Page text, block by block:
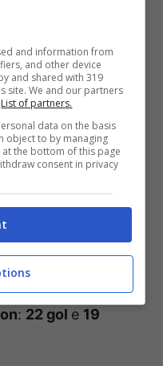
Almirónsi
l’uomo
Paraguay nelle
nazione, quelle
, il passaggio al
ambiziosa
in Mls è arrivata
: 22 gol e 19
and information from
and other device
and shared with 319
site. We and our partners
List of partners.
data on the basis
object to by managing
the bottom of this page
consent in privacy